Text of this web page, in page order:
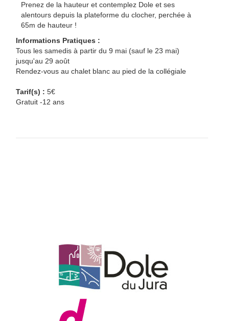
Prenez de la hauteur et contemplez Dole et ses
alentours depuis la plateforme du clocher, perchée à
65m de hauteur !
Informations Pratiques :
Tous les samedis à partir du 9 mai (sauf le 23 mai)
jusqu'au 29 août
Rendez-vous au chalet blanc au pied de la collégiale
Tarif(s) : 5€
Gratuit -12 ans